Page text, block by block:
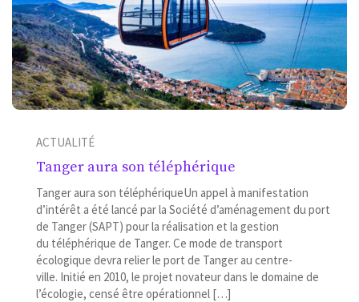
ACTUALITÉ
Tanger aura son téléphérique
Tanger aura son téléphériqueUn appel à manifestation
d’intérêt a été lancé par la Société d’aménagement du port
de Tanger (SAPT) pour la réalisation et la gestion
du téléphérique de Tanger. Ce mode de transport
écologique devra relier le port de Tanger au centre-
ville. Initié en 2010, le projet novateur dans le domaine de
l’écologie, censé être opérationnel […]